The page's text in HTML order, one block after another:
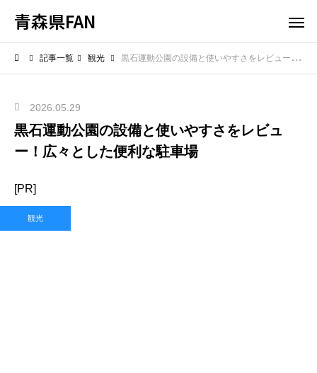
青森県FAN
記事一覧 観光 黒石運動公園の設備と使いやすさをレビュー！広々とした便利な駐車場
2026.05.29
黒石運動公園の設備と使いやすさをレビュ
ー！広々とした便利な駐車場
[PR]
観光